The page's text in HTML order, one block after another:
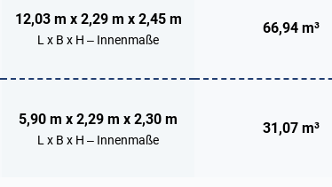
12,03 m x 2,29 m x 2,45 m
L x B x H – Innenmaße
66,94 m³
5,90 m x 2,29 m x 2,30 m
L x B x H – Innenmaße
31,07 m³